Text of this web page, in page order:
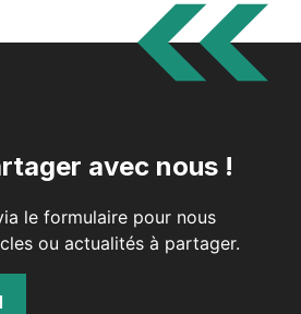
avec nous !
le formulaire pour nous
ou actualités à partager.